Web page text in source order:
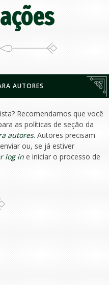
AUTORES
Recomendamos que você
as políticas de seção da
autores. Autores precisam
ou, se já estiver
log in e iniciar o processo de